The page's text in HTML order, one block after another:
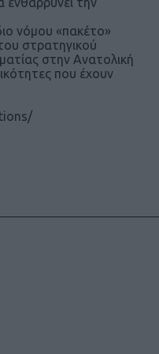
νόμου «πακέτο»
στρατηγικού
στην Ανατολική
που έχουν